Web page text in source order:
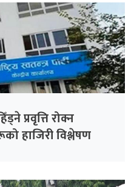
प्रवृत्ति रोक्न
हाजिरी विश्लेषण